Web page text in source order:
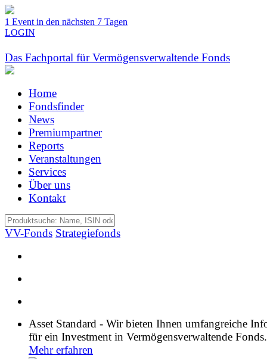
1 Event in den nächsten 7 Tagen
LOGIN
Das Fachportal für Vermögensverwaltende Fonds
Home
Fondsfinder
News
Premiumpartner
Reports
Veranstaltungen
Services
Über uns
Kontakt
VV-Fonds Strategiefonds
Asset Standard - Wir bieten Ihnen umfangreiche
für ein Investment in Vermögensverwaltende Fonds.
Mehr erfahren